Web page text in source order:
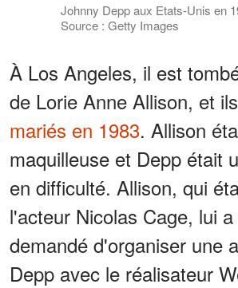
Johnny Depp aux Etats-Unis en
Source : Getty Images
À Los Angeles, il est
de Lorie Anne Allison, et ils
mariés en 1983. Allison
maquilleuse et Depp était
en difficulté. Allison, qui
l'acteur Nicolas Cage, lui
demandé d'organiser une
Depp avec le réalisateur